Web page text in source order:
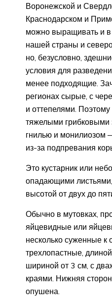
Воронежской и
Краснодарском и
можно выращивать и
нашей страны и
но, безусловно,
условия для
менее подходящие.
регионах сырые, с
и оттепелями.
тяжелыми грибковыми
гнилью и монилиозом
из-за подпревания
Это кустарник или
опадающими
высотой от двух до
Обычно в мутовках,
яйцевидные или
несколько суженные к
трехлопастные,
шириной от 3 см, с
краями. Нижняя
опушена.